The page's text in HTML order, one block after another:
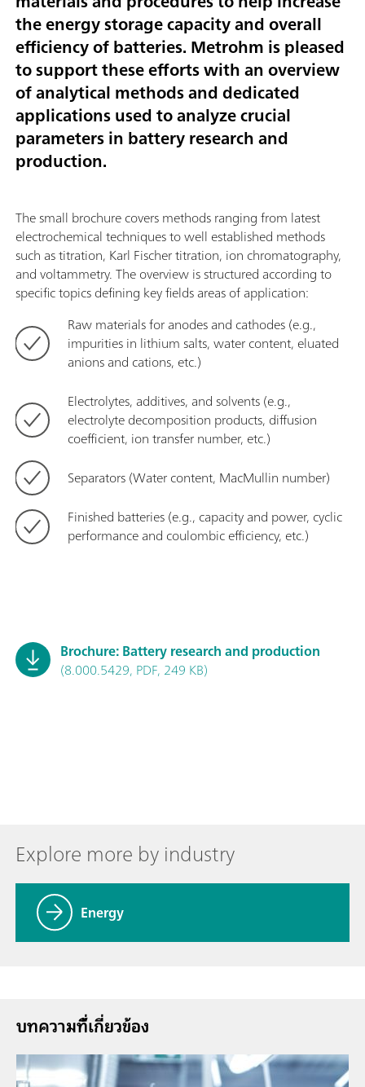
the energy storage capacity and overall
efficiency of batteries. Metrohm is pleased
to support these efforts with an overview
of analytical methods and dedicated
applications used to analyze crucial
parameters in battery research and
production.
The small brochure covers methods ranging from latest
electrochemical techniques to well established methods
such as titration, Karl Fischer titration, ion chromatography,
and voltammetry. The overview is structured according to
specific topics defining key fields areas of application:
Raw materials for anodes and cathodes (e.g.,
impurities in lithium salts, water content, eluated
anions and cations, etc.)
Electrolytes, additives, and solvents (e.g.,
electrolyte decomposition products, diffusion
coefficient, ion transfer number, etc.)
Separators (Water content, MacMullin number)
Finished batteries (e.g., capacity and power, cyclic
performance and coulombic efficiency, etc.)
Brochure: Battery research and production
(8.000.5429, PDF, 249 KB)
Explore more by industry
Energy
บทความที่้เกี่ยวข้อง